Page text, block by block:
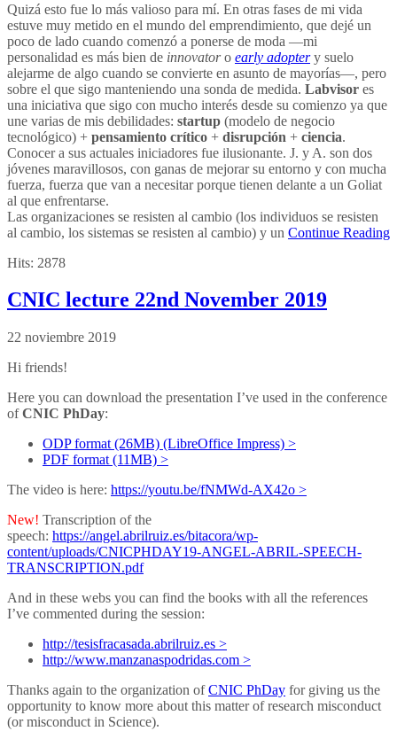
Quizá esto fue lo más valioso para mí. En otras fases de mi vida
estuve muy metido en el mundo del emprendimiento, que dejé un
poco de lado cuando comenzó a ponerse de moda —mi
personalidad es más bien de innovatoro early adoptery suelo
alejarme de algo cuando se convierte en asunto de mayorías—, pero
sobre el que sigo manteniendo una sonda de medida. Labvisor es
una iniciativa que sigo con mucho interés desde su comienzo ya que
une varias de mis debilidades: startup (modelo de negocio
tecnológico) + pensamiento crítico + disrupción + ciencia.
Conocer a sus actuales iniciadores fue ilusionante. J. y A. son dos
jóvenes maravillosos, con ganas de mejorar su entorno y con mucha
fuerza, fuerza que van a necesitar porque tienen delante a un Goliat
al que enfrentarse.
Las organizaciones se resisten al cambio (los individuos se resisten
al cambio, los sistemas se resisten al cambio) y un Continue Reading
Hits: 2878
CNIC lecture 22nd November 2019
22 noviembre 2019
Hi friends!
Here you can download the presentation I’ve used in the conference
ofCNIC PhDay:
ODP format (26MB) (LibreOffice Impress) >
PDF format (11MB) >
The video is here: https://youtu.be/fNMWd-AX42o >
New! Transcription of the
speech: https://angel.abrilruiz.es/bitacora/wp-
content/uploads/CNICPHDAY19-ANGEL-ABRIL-SPEECH-
TRANSCRIPTION.pdf
And in these webs you can find the books with all the references
I’ve commented during the session:
http://tesisfracasada.abrilruiz.es >
http://www.manzanaspodridas.com >
Thanks again to the organization ofCNIC PhDay for giving us the
opportunity to know more about this matter of research misconduct
(or misconduct in Science).